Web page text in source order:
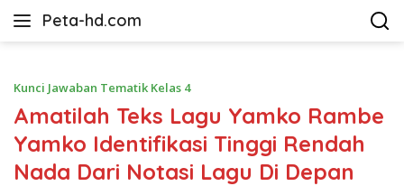
Peta-hd.com
Kumpulan
HD
Kunci Jawaban Tematik Kelas 4
Amatilah Teks Lagu Yamko Rambe
Yamko Identifikasi Tinggi Rendah
Nada Dari Notasi Lagu Di Depan